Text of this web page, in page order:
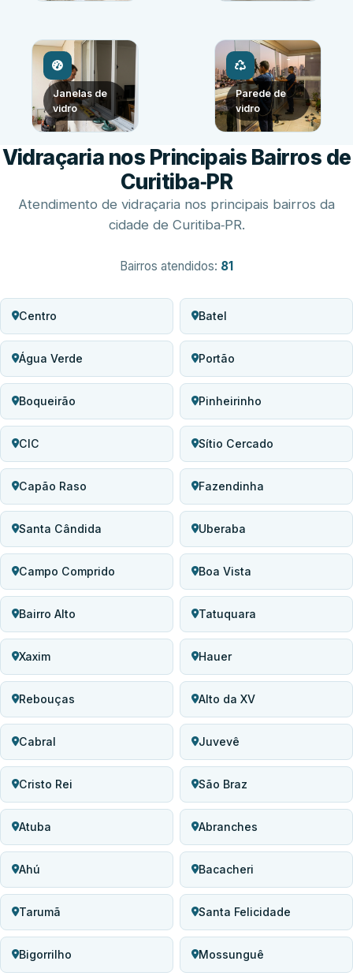
Janelas de
vidro
Parede de
vidro
Vidraçaria nos Principais Bairros de
Curitiba‑PR
Atendimento de vidraçaria nos principais bairros da
cidade de Curitiba‑PR.
Bairros atendidos: 81
Centro Batel
Água Verde Portão
Boqueirão Pinheirinho
CIC Sítio Cercado
Capão Raso Fazendinha
Santa Cândida Uberaba
Campo Comprido Boa Vista
Bairro Alto Tatuquara
Xaxim Hauer
Rebouças Alto da XV
Cabral Juvevê
Cristo Rei São Braz
Atuba Abranches
Ahú Bacacheri
Tarumã Santa Felicidade
Bigorrilho Mossunguê